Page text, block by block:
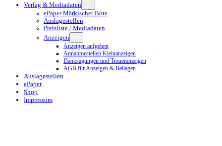
Verlag & Mediadaten
ePaper Märkischer Bote
Auslagestellen
Preisliste / Mediadaten
Anzeigen
Anzeigen aufgeben
Annahmestellen Kleinanzeigen
Danksagungen und Traueranzeigen
AGB für Anzeigen & Beilagen
Auslagestellen
ePaper
Shop
Impressum